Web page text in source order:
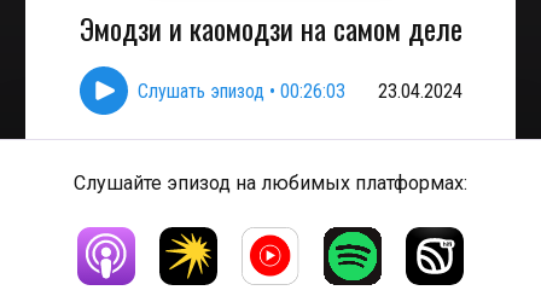
Эмодзи и каомодзи на самом деле
Слушать эпизод • 00:26:03 23.04.2024
Слушайте эпизод на любимых платформах: